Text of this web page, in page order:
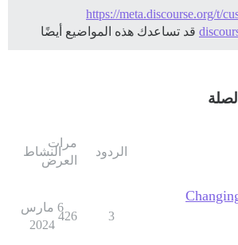
https://meta.discourse.org/t/
قد تساعدك هذه المواضيع أيضًا
الردود
مرات
العرض
النشاط
3
426
6 مارس
2024